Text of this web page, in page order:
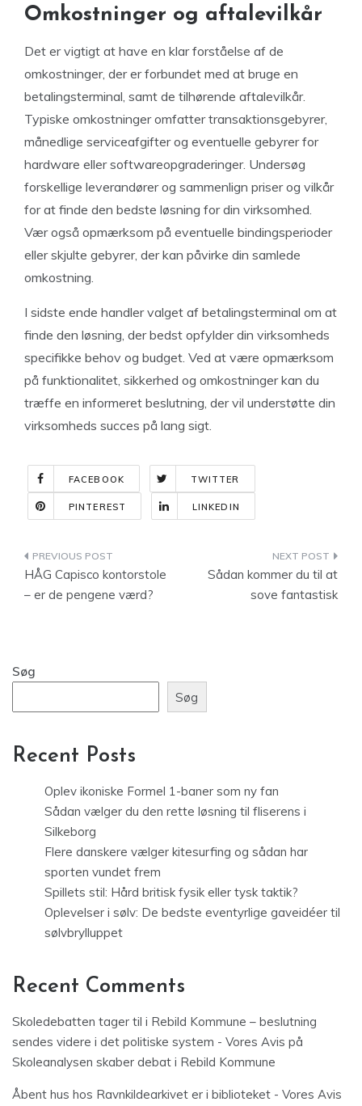
Omkostninger og aftalevilkår
Det er vigtigt at have en klar forståelse af de
omkostninger, der er forbundet med at bruge en
betalingsterminal, samt de tilhørende aftalevilkår.
Typiske omkostninger omfatter transaktionsgebyrer,
månedlige serviceafgifter og eventuelle gebyrer for
hardware eller softwareopgraderinger. Undersøg
forskellige leverandører og sammenlign priser og vilkår
for at finde den bedste løsning for din virksomhed.
Vær også opmærksom på eventuelle bindingsperioder
eller skjulte gebyrer, der kan påvirke din samlede
omkostning.
I sidste ende handler valget af betalingsterminal om at
finde den løsning, der bedst opfylder din virksomheds
specifikke behov og budget. Ved at være opmærksom
på funktionalitet, sikkerhed og omkostninger kan du
træffe en informeret beslutning, der vil understøtte din
virksomheds succes på lang sigt.
FACEBOOK TWITTER
PINTEREST LINKEDIN
Indlægsnavigation
HÅG Capisco kontorstole
– er de pengene værd?‍
Sådan kommer du til at
sove fantastisk
Søg
Søg
Recent Posts
Oplev ikoniske Formel 1-baner som ny fan
Sådan vælger du den rette løsning til fliserens i
Silkeborg
Flere danskere vælger kitesurfing og sådan har
sporten vundet frem
Spillets stil: Hård britisk fysik eller tysk taktik?
Oplevelser i sølv: De bedste eventyrlige gaveidéer til
sølvbrylluppet
Recent Comments
Skoledebatten tager til i Rebild Kommune – beslutning
sendes videre i det politiske system - Vores Avis på
Skoleanalysen skaber debat i Rebild Kommune
Åbent hus hos Ravnkildearkivet er i biblioteket - Vores Avis